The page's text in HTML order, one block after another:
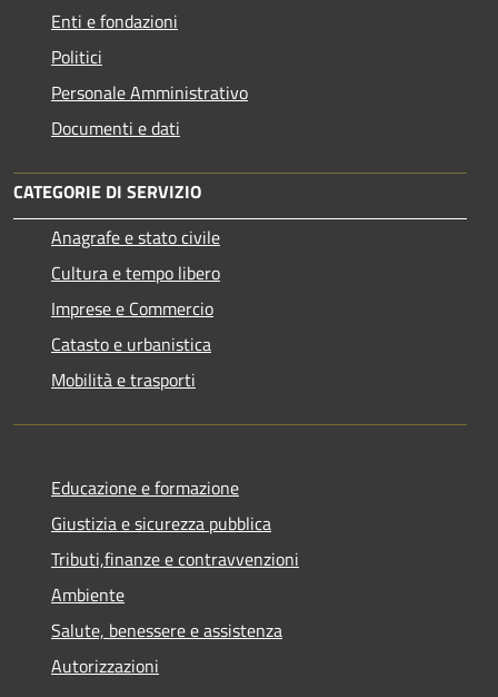
Enti e fondazioni
Politici
Personale Amministrativo
Documenti e dati
CATEGORIE DI SERVIZIO
Anagrafe e stato civile
Cultura e tempo libero
Imprese e Commercio
Catasto e urbanistica
Mobilità e trasporti
Educazione e formazione
Giustizia e sicurezza pubblica
Tributi,finanze e contravvenzioni
Ambiente
Salute, benessere e assistenza
Autorizzazioni